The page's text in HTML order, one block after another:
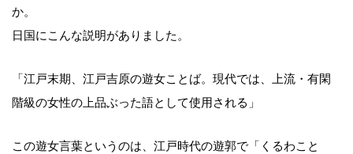
か。
日国にこんな説明がありました。
「江戸末期、江戸吉原の遊女ことば。現代では、上流・有閑
階級の女性の上品ぶった語として使用される」
この遊女言葉というのは、江戸時代の遊郭で「くるわこと